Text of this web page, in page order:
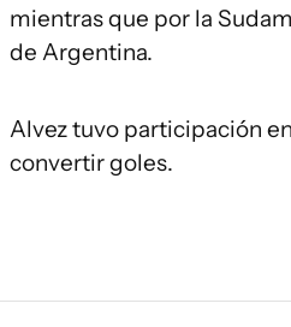
mientras que por la
de Argentina.
Alvez tuvo participación
convertir goles.